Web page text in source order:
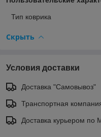
Тип коврика
Скрыть
Условия доставки
Доставка "Самовывоз"
Транспортная
Доставка курьером по